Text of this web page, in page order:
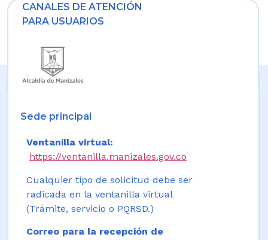
CANALES DE ATENCIÓN
PARA USUARIOS
Sede principal
Ventanilla virtual:
https://ventanilla.manizales.gov.co
Cualquier tipo de solicitud debe ser
radicada en la ventanilla virtual
(Trámite, servicio o PQRSD.)
Correo para la recepción de